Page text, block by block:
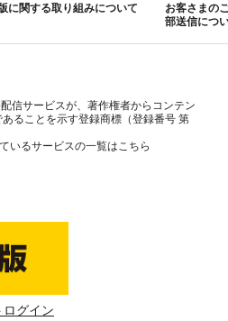
に関する取り組みについて
お客さまの
部送信につ
信サービスが、著作権者からコンテン
ることを示す登録商標（登録番号 第
いるサービスの一覧はこちら
グイン